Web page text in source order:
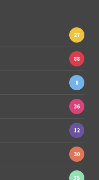
27
88
6
36
12
30
15